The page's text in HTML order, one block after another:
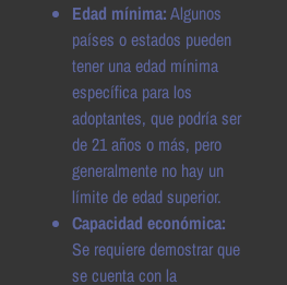
Edad mínima:Algunos
países o estados pueden
tener una edad mínima
específica para los
adoptantes, que podría ser
de 21 años o más, pero
generalmente no hay un
límite de edad superior.
Capacidad económica:
Se requiere demostrar que
se cuenta con la